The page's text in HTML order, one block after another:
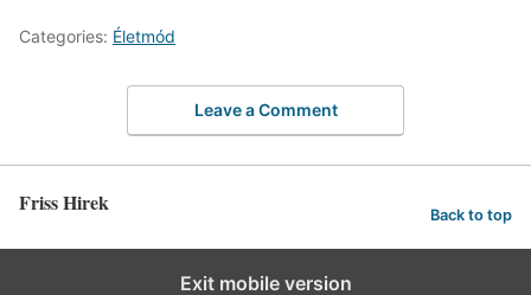
Categories: Életmód
Leave a Comment
Friss Hirek Back to top
Exit mobile version